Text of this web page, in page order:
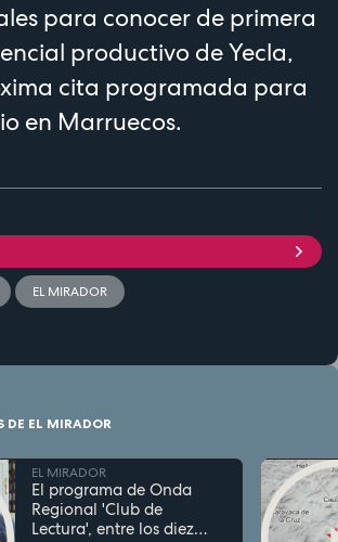
para conocer de primera
productivo de Yecla,
cita programada para
en Marruecos.
EL MIRADOR
DE EL MIRADOR
EL MIRADOR
El programa de Onda
Regional 'Club de
Lectura', entre los diez